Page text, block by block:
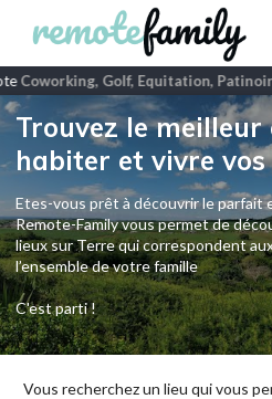
Coworking, Golf, Equitation,
Trouvez le
habiter et vivre vos
Etes-vous prêt à découvrir le parfait
Remote-Family vous permet de
lieux sur Terre qui correspondent
l’ensemble de votre famille
C'est parti !
Vous recherchez un lieu qui vous